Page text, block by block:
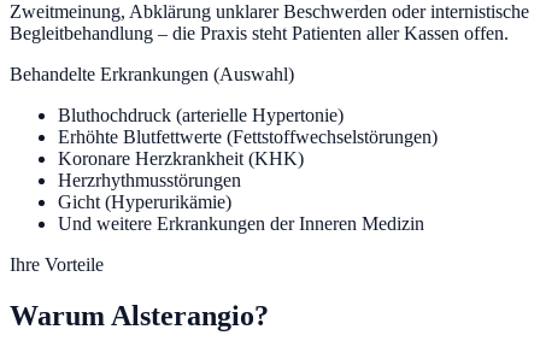
Zweitmeinung, Abklärung unklarer Beschwerden oder internistische
Begleitbehandlung – die Praxis steht Patienten aller Kassen offen.
Behandelte Erkrankungen (Auswahl)
Bluthochdruck (arterielle Hypertonie)
Erhöhte Blutfettwerte (Fettstoffwechselstörungen)
Koronare Herzkrankheit (KHK)
Herzrhythmusstörungen
Gicht (Hyperurikämie)
Und weitere Erkrankungen der Inneren Medizin
Ihre Vorteile
Warum Alsterangio?